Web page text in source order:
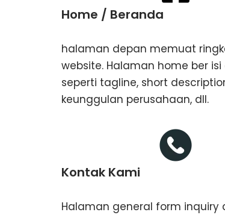
Home / Beranda
halaman depan memuat
website. Halaman home ber
seperti tagline, ​short
keunggulan perusahaan, dll.
Kontak Kami
Halaman general form inquiry